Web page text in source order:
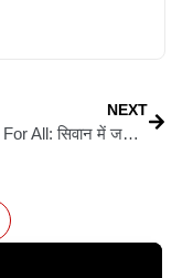
NEXT
Justice For All: सिवान में जनवरी से मार्च तक चलेगा ‘मेडिएशन–2’, मुफ्त और आसान निपटारे का मिलेगा मौका